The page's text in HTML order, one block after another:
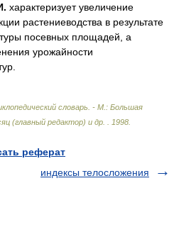
характеризует увеличение
растениеводства в результате
посевных площадей, а
урожайности
словарь. - М.: Большая
(главный редактор) и др. 1998
реферат
индексы телосложения